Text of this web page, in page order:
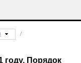
/
году. Порядок